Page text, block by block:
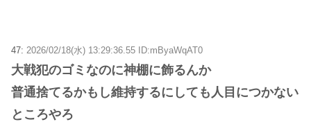
47: 2026/02/18(水) 13:29:36.55 ID:mByaWqAT0
大戦犯のゴミなのに神棚に飾るんか
普通捨てるかもし維持するにしても人目につかない
ところやろ